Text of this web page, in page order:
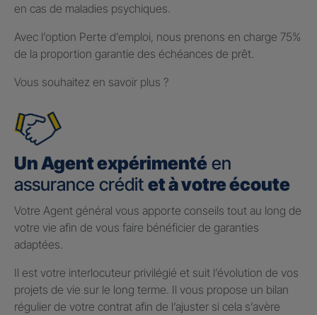
en cas de maladies psychiques.
Avec l’option Perte d’emploi, nous prenons en charge 75%
de la proportion garantie des échéances de prêt.
Vous souhaitez en savoir plus ?
Un Agent expérimenté en
assurance crédit et à votre écoute
Votre Agent général vous apporte conseils tout au long de
votre vie afin de vous faire bénéficier de garanties
adaptées.
Il est votre interlocuteur privilégié et suit l’évolution de vos
projets de vie sur le long terme. Il vous propose un bilan
régulier de votre contrat afin de l’ajuster si cela s’avère